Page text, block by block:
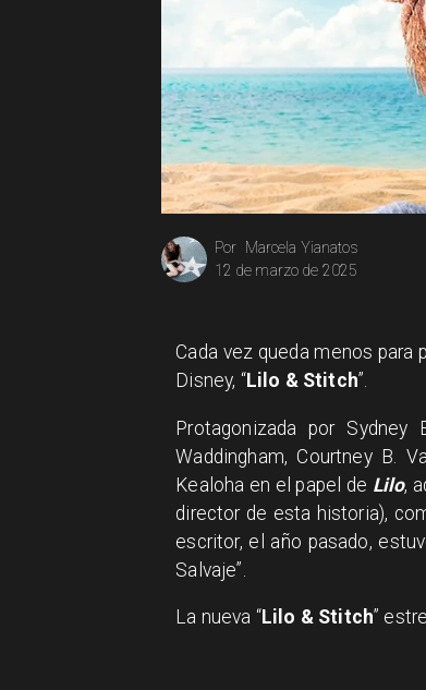
Marcela Yianatos
Por
12 de marzo de 2025
Cada vez queda menos
Disney, “Lilo & Stitch”.
Protagonizada por Sydney
Waddingham, Courtney B.
Kealoha en el papel de Lilo,
director de esta historia),
escritor, el año pasado,
Salvaje”.
La nueva “Lilo & Stitch”